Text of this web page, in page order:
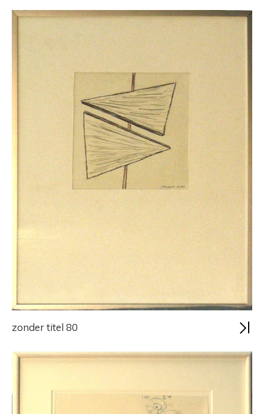
zonder titel 80